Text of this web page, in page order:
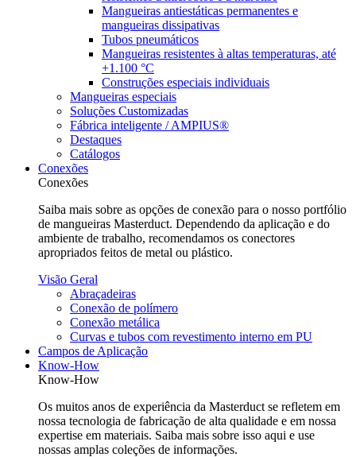
Mangueiras antiestáticas permanentes e
mangueiras dissipativas
Tubos pneumáticos
Mangueiras resistentes à altas temperaturas, até
+1.100 °C
Construções especiais individuais
Mangueiras especiais
Soluções Customizadas
Fábrica inteligente / AMPIUS®
Destaques
Catálogos
Conexões
Conexões
Saiba mais sobre as opções de conexão para o nosso portfólio
de mangueiras Masterduct. Dependendo da aplicação e do
ambiente de trabalho, recomendamos os conectores
apropriados feitos de metal ou plástico.
Visão Geral
Abraçadeiras
Conexão de polímero
Conexão metálica
Curvas e tubos com revestimento interno em PU
Campos de Aplicação
Know-How
Know-How
Os muitos anos de experiência da Masterduct se refletem em
nossa tecnologia de fabricação de alta qualidade e em nossa
expertise em materiais. Saiba mais sobre isso aqui e use
nossas amplas coleções de informações.